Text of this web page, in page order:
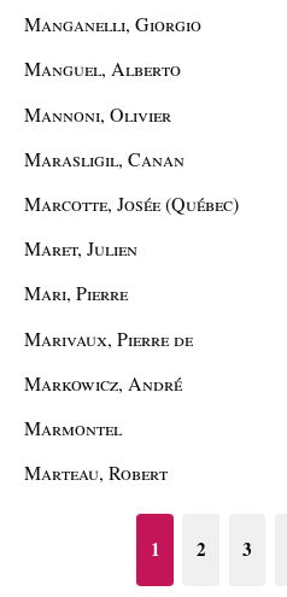
Manganelli, Giorgio
Manguel, Alberto
Mannoni, Olivier
Marasligil, Canan
Marcotte, Josée (Québec)
Maret, Julien
Mari, Pierre
Marivaux, Pierre de
Markowicz, André
Marmontel
Marteau, Robert
1 2 3